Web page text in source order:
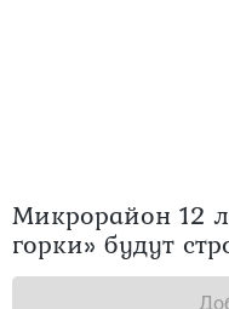
Микрорайон 12
горки» будут